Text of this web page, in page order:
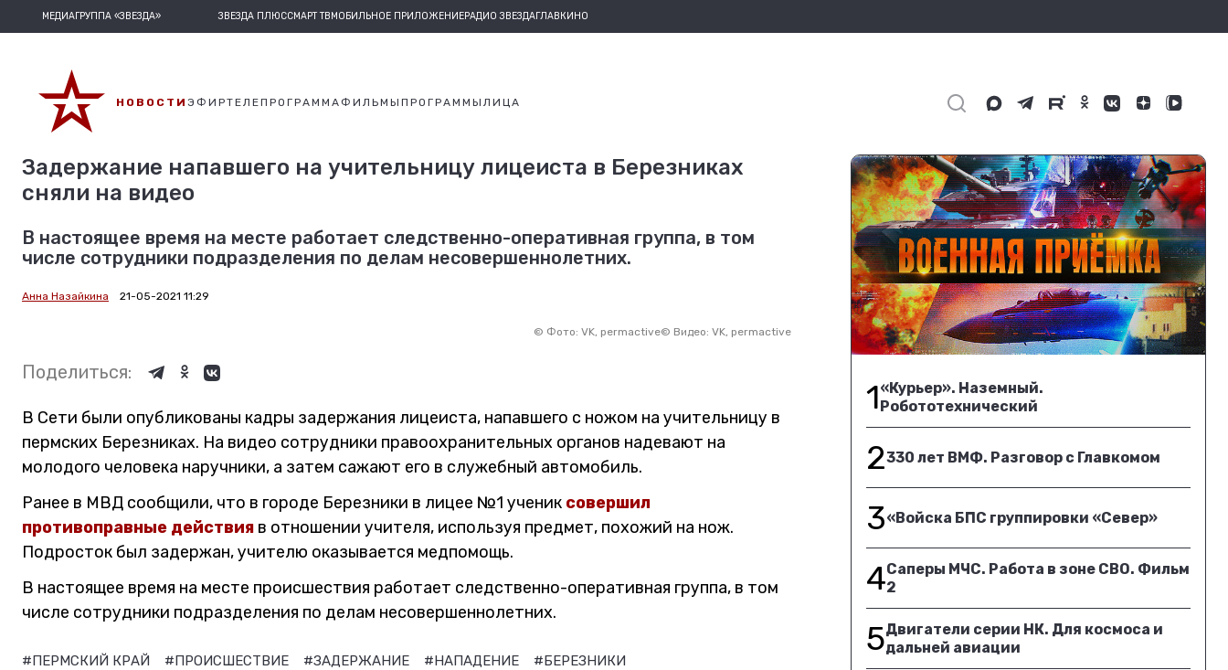
МЕДИАГРУППА «ЗВЕЗДА» ЗВЕЗДА ПЛЮССМАРТ ТВМОБИЛЬНОЕ ПРИЛОЖЕНИЕРАДИО ЗВЕЗДАГЛАВКИНО
НОВОСТИ ЭФИРТЕЛЕПРОГРАММАФИЛЬМЫ ПРОГРАММЫ ЛИЦА
Задержание напавшего на учительницу лицеиста в Березниках
сняли на видео
В настоящее время на месте работает следственно-оперативная группа, в том
числе сотрудники подразделения по делам несовершеннолетних.
Анна Назайкина 21-05-2021 11:29
© Фото: VK, permactive© Видео: VK, permactive
Поделиться:
В Сети были опубликованы кадры задержания лицеиста, напавшего с ножом на учительницу в
пермских Березниках. На видео сотрудники правоохранительных органов надевают на
молодого человека наручники, а затем сажают его в служебный автомобиль.
Ранее в МВД сообщили, что в городе Березники в лицее №1 ученик совершил
противоправные действия в отношении учителя, используя предмет, похожий на нож.
Подросток был задержан, учителю оказывается медпомощь.
В настоящее время на месте происшествия работает следственно-оперативная группа, в том
числе сотрудники подразделения по делам несовершеннолетних.
#ПЕРМСКИЙ КРАЙ #ПРОИСШЕСТВИЕ #ЗАДЕРЖАНИЕ #НАПАДЕНИЕ #БЕРЕЗНИКИ
1«Курьер». Наземный.
Робототехнический
2330 лет ВМФ. Разговор с Главкомом
3«Войска БПС группировки «Север»
4Саперы МЧС. Работа в зоне СВО. Фильм
2
5Двигатели серии НК. Для космоса и
дальней авиации